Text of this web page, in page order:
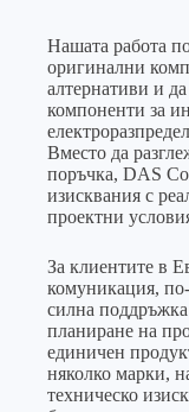
Нашата работа
оригинални
алтернативи и
компоненти за
Вместо да
поръчка, DAS
изисквания с
проектни
За клиентите в
комуникация,
силна
планиране на
единичен
няколко марки,
техническо